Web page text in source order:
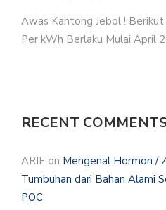
Awas Kantong Jebol !
Per kWh Berlaku Mulai April
RECENT
ARIF on Mengenal Hormon /
Tumbuhan dari Bahan Alami
POC